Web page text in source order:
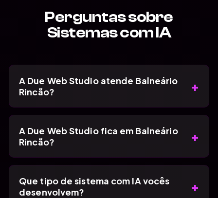
Perguntas sobre
Sistemas com IA
A Due Web Studio atende Balneário
Rincão?
+
A Due Web Studio fica em Balneário
Rincão?
+
Que tipo de sistema com IA vocês
desenvolvem?
+